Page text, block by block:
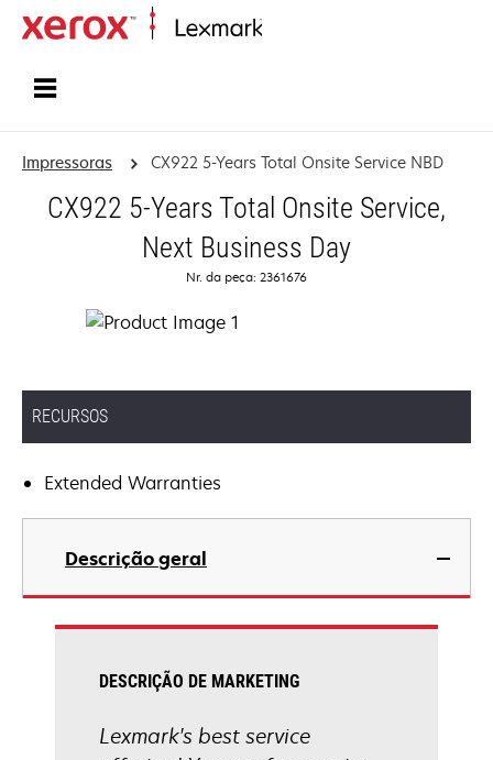
Impressoras CX922 5-Years Total Onsite Service NBD
CX922 5-Years Total Onsite Service,
Next Business Day
Nr. da peça: 2361676
RECURSOS
Extended Warranties
Descrição geral
DESCRIÇÃO DE MARKETING
Lexmark's best service